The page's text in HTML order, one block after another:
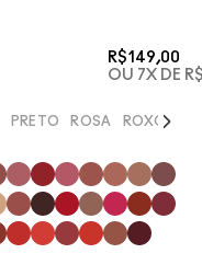
R$149,00
OU 7X DE
PRETO ROSA ROXONext